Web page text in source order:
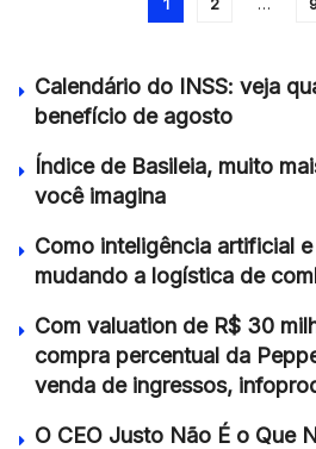
Calendário do INSS: veja
benefício de agosto
Índice de Basileia, muito
você imagina
Como inteligência artificial
mudando a logística de
Com valuation de R$ 30
compra percentual da
venda de ingressos,
O CEO Justo Não É o Que